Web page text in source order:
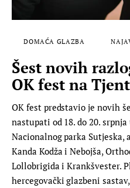
DOMAĆA GLAZBA
Šest novih
OK fest na
OK fest predstavio je novih
nastupati od 18. do 20.
Nacionalnog parka Sutjeska,
Kanda Kodža i Nebojša,
Lollobrigida i Krankšvester.
hercegovački glazbeni